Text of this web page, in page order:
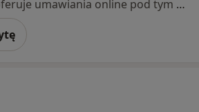
Specjalista nie oferuje umawiania online pod tym adresem.